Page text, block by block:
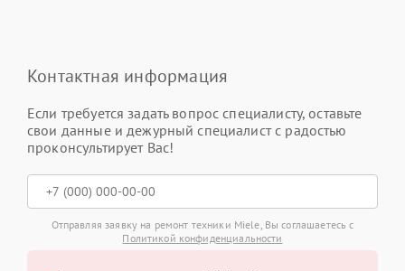
Контактная информация
Если требуется задать вопрос специалисту, оставьте
свои данные и дежурный специалист с радостью
проконсультирует Вас!
Отправляя заявку на ремонт техники Miele, Вы соглашаетесь с
Политикой конфиденциальности